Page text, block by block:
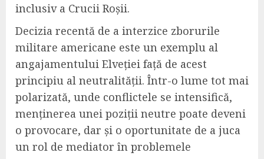
inclusiv a Crucii Roșii.
Decizia recentă de a interzice zborurile
militare americane este un exemplu al
angajamentului Elveției față de acest
principiu al neutralității. Într-o lume tot mai
polarizată, unde conflictele se intensifică,
menținerea unei poziții neutre poate deveni
o provocare, dar și o oportunitate de a juca
un rol de mediator în problemele